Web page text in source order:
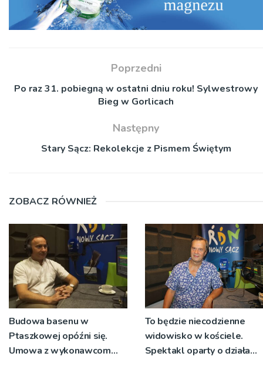
Poprzedni
Po raz 31. pobiegną w ostatni dniu roku! Sylwestrowy
Bieg w Gorlicach
Następny
Stary Sącz: Rekolekcje z Pismem Świętym
ZOBACZ RÓWNIEŻ
Budowa basenu w
Ptaszkowej opóźni się.
Umowa z wykonawcom
To będzie niecodzienne
widowisko w kościele.
Spektakl oparty o działa